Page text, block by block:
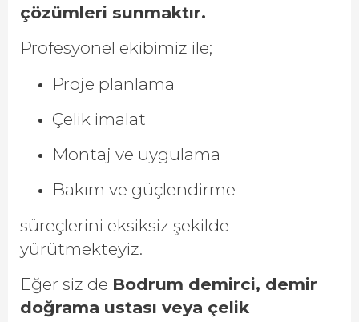
çözümleri sunmaktır.
Profesyonel ekibimiz ile;
Proje planlama
Çelik imalat
Montaj ve uygulama
Bakım ve güçlendirme
süreçlerini eksiksiz şekilde
yürütmekteyiz.
Eğer siz de Bodrum demirci, demir
doğrama ustası veya çelik